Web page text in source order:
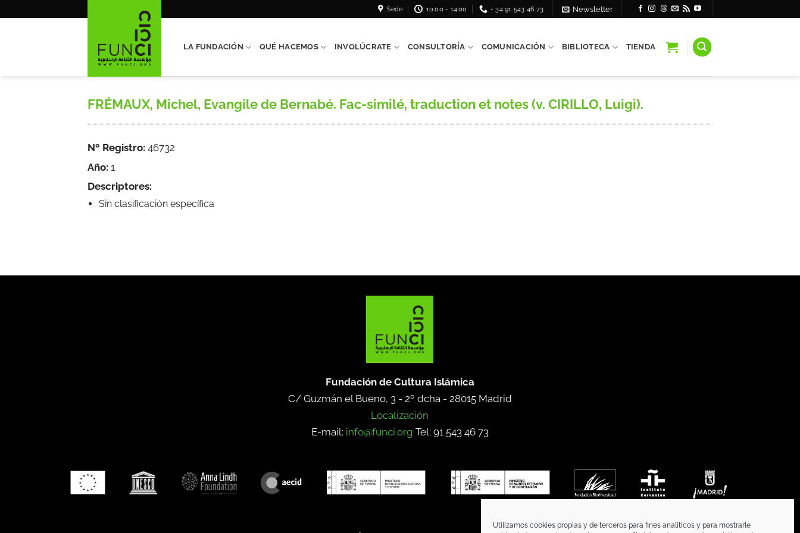
Utilizamos cookies propias y de terceros para fines analíticos y para mostrarle
Sede 10:00 - 14:00 + 34 91 543 46 73 Newsletter
LA FUNDACIÓN QUÉ HACEMOS INVOLÚCRATE CONSULTORÍA COMUNICACIÓN BIBLIOTECA TIENDA
FRÉMAUX, Michel, Evangile de Bernabé. Fac-similé, traduction et notes (v. CIRILLO, Luigi).
Nº Registro: 46732
Año: 1
Descriptores:
Sin clasificación específica
Fundación de Cultura Islámica
C/ Guzmán el Bueno, 3 - 2º dcha - 28015 Madrid
Localización
E-mail: info@funci.org Tel: 91 543 46 73